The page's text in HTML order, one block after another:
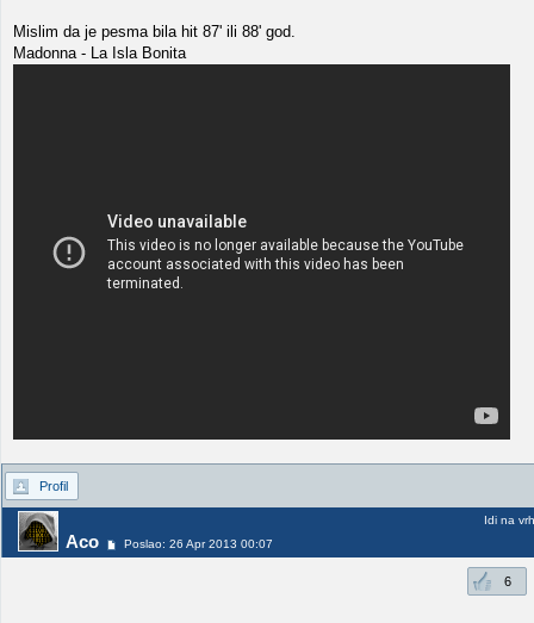
Mislim da je pesma bila hit 87' ili 88' god.
Madonna - La Isla Bonita
Profil
Aco Poslao: 26 Apr 2013 00:07
Idi na vrh
6